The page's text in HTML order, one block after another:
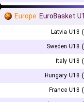
Europe EuroBasket
Latvia U18
Sweden U18
Italy U18
Hungary U18
France U18